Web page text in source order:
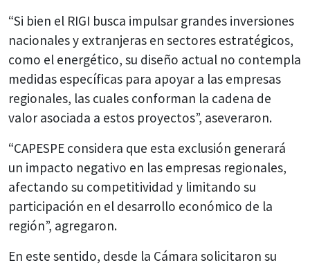
“Si bien el RIGI busca impulsar grandes inversiones
nacionales y extranjeras en sectores estratégicos,
como el energético, su diseño actual no contempla
medidas específicas para apoyar a las empresas
regionales, las cuales conforman la cadena de
valor asociada a estos proyectos”, aseveraron.
“CAPESPE considera que esta exclusión generará
un impacto negativo en las empresas regionales,
afectando su competitividad y limitando su
participación en el desarrollo económico de la
región”, agregaron.
En este sentido, desde la Cámara solicitaron su